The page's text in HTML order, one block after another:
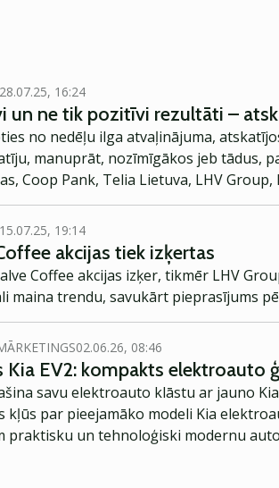
28.07.25, 16:24
un ne tik pozitīvi rezultāti –
no nedēļu ilga atvaļinājuma,
manuprāt, nozīmīgākos jeb tādus,
Coop Pank, Telia Lietuva, LHV Group,
15.07.25, 19:14
akcijas tiek izķertas
Coffee akcijas izķer, tikmēr LHV
maina trendu, savukārt pieprasījums
02.06.26, 08:46
Kia EV2: kompakts elektroauto
savu elektroauto klāstu ar jauno
kļūs par pieejamāko modeli Kia
praktisku un tehnoloģiski modernu